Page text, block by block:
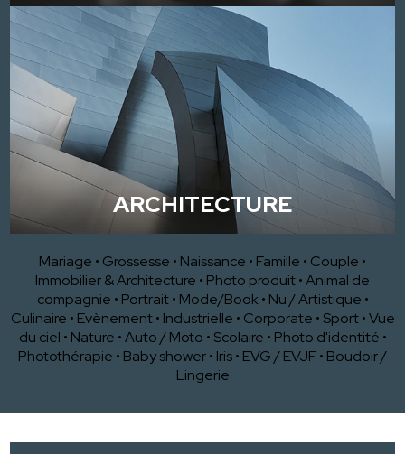
ARCHITECTURE
Mariage • Grossesse • Naissance • Famille • Couple •
Immobilier & Architecture • Photo produit•Animal de
compagnie • Portrait • Mode/Book • Nu / Artistique •
Culinaire • Evènement • Industrielle • Corporate • Sport •Vue
du ciel • Nature •Auto / Moto • Scolaire • Photo d'identité •
Photothérapie • Baby shower• Iris• EVG / EVJF• Boudoir /
Lingerie